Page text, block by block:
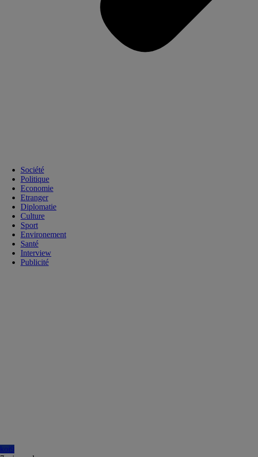
Société
Politique
Economie
Etranger
Diplomatie
Culture
Sport
Environement
Santé
Interview
Publicité
koi9